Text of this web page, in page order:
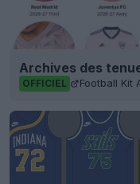
Archives des
OFFICIEL Football Kit